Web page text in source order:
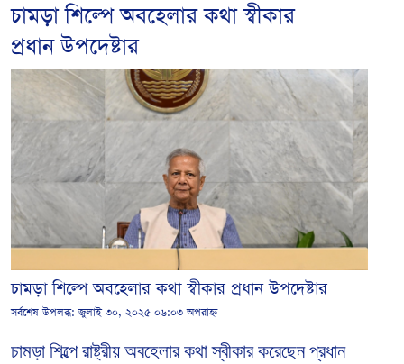
চামড়া শিল্পে অবহেলার কথা স্বীকার
প্রধান উপদেষ্টার
চামড়া শিল্পে অবহেলার কথা স্বীকার প্রধান উপদেষ্টার
সর্বশেষ উপলব্ধ:জুলাই ৩০, ২০২৫ ০৬:০৩ অপরাহ্ন
চামড়া শিল্পে রাষ্ট্রীয় অবহেলার কথা স্বীকার করেছেন প্রধান